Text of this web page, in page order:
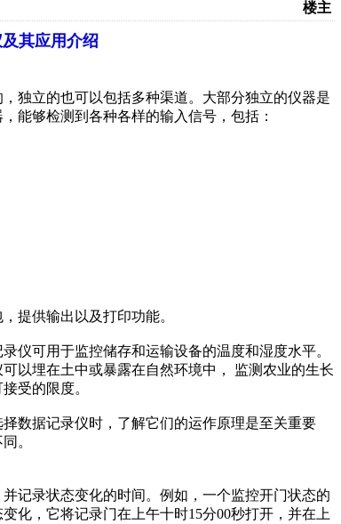
楼主
其应用介绍
独立的也可以包括多种渠道。大部分独立的仪器是
能够检测到各种各样的输入信号，包括：
提供输出以及打印功能。
仪可用于监控储存和运输设备的温度和湿度水平。
以埋在土中或暴露在自然环境中， 监测农业的生长
受的限度。
数据记录仪时，了解它们的运作原理是至关重要
。
记录状态变化的时间。例如，一个监控开门状态的
化，它将记录门在上午十时15分00秒打开，并在上